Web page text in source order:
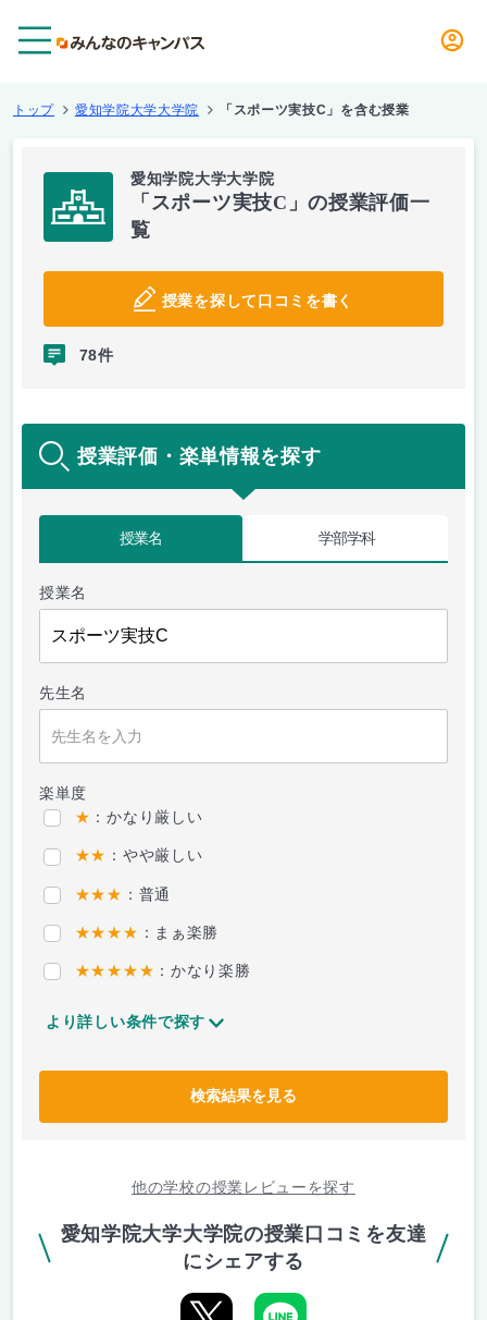
トップ 愛知学院大学大学院 「スポーツ実技C」を含む授業
愛知学院大学大学院
「スポーツ実技C」の授業評価一
覧
授業を探して口コミを書く
78件
授業評価・楽単情報を探す
授業名 学部学科
授業名
先生名
楽単度
★ ：かなり厳しい
★★ ：やや厳しい
★★★ ：普通
★★★★ ：まぁ楽勝
★★★★★ ：かなり楽勝
より詳しい条件で探す
検索結果を見る
他の学校の授業レビューを探す
愛知学院大学大学院の授業口コミを友達
にシェアする